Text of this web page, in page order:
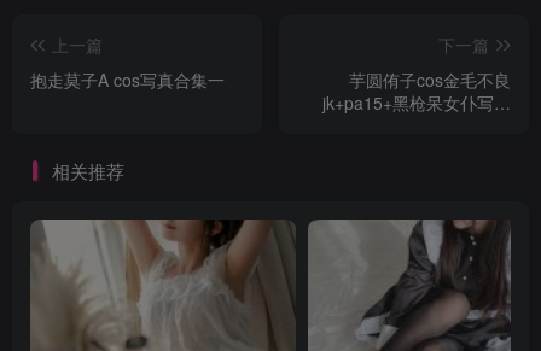
上一篇
抱走莫子A cos写真合集一
下一篇
芋圆侑子cos金毛不良
jk+pa15+黑枪呆女仆写真
相关推荐